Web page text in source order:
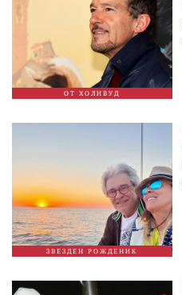
ОТ ХОЛИВУД
ЗВЕЗДЕН РОЖДЕНИК